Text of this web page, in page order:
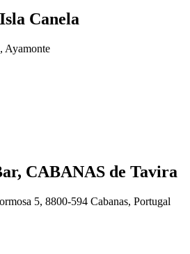
Canela
Ayamonte
CABANAS de Tavira
5, 8800-594 Cabanas, Portugal